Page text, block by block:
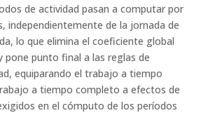
de actividad pasan a computar por
independientemente de la jornada de
lo que elimina el coeficiente global
pone punto final a las reglas de
equiparando el trabajo a tiempo
a tiempo completo a efectos de
en el cómputo de los períodos